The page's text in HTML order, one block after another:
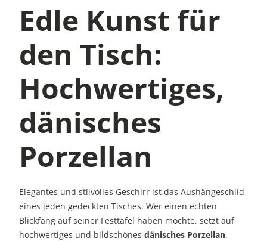
Edle Kunst für
den Tisch:
Hochwertiges,
dänisches
Porzellan
Elegantes und stilvolles Geschirr ist das Aushängeschild
eines jeden gedeckten Tisches. Wer einen echten
Blickfang auf seiner Festtafel haben möchte, setzt auf
hochwertiges und bildschönesdänisches Porzellan.